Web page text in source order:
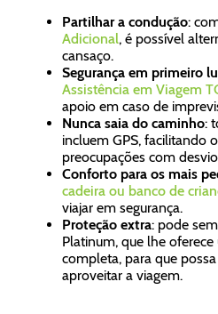
Partilhar a condução:
Adicional, é possível
cansaço.
Segurança em primeiro
Assistência em Viagem
apoio em caso de
Nunca saia do caminho:
incluem GPS, facilitando
preocupações com
Conforto para os mais
cadeira ou banco de
viajar em segurança.
Proteção extra: pode
Platinum, que lhe
completa, para que
aproveitar a viagem.